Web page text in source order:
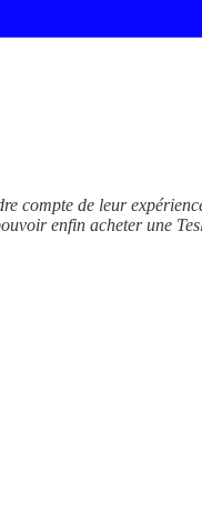
compte de leur
enfin acheter une